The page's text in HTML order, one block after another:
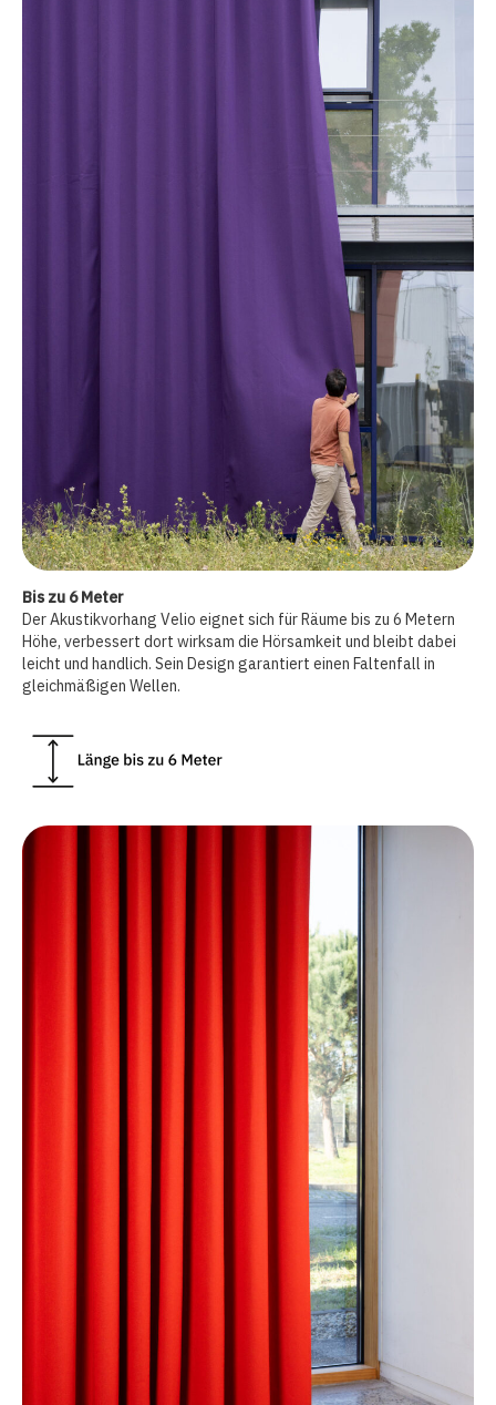
Bis zu 6 Meter
Der Akustikvorhang Velio eignet sich für Räume bis zu 6 Metern
Höhe, verbessert dort wirksam die Hörsamkeit und bleibt dabei
leicht und handlich. Sein Design garantiert einen Faltenfall in
gleichmäßigen Wellen.